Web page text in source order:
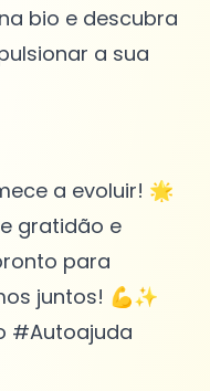
bio e descubra
a sua
a evoluir! 🌟
gratidão e
para
juntos! 💪✨
#Autoajuda